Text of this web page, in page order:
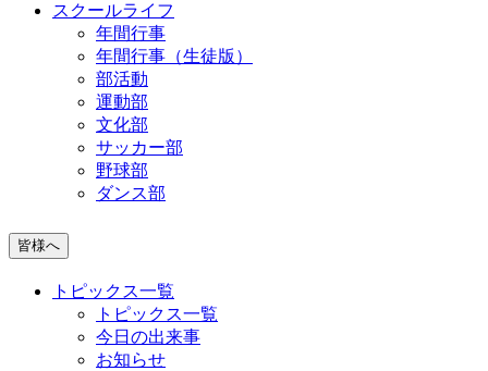
スクールライフ
年間行事
年間行事（生徒版）
部活動
運動部
文化部
サッカー部
野球部
ダンス部
皆様へ
トピックス一覧
トピックス一覧
今日の出来事
お知らせ